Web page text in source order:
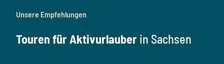
Unsere Empfehlungen
Touren für Aktivurlauber in Sachsen